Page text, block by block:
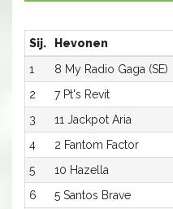
Sij. Hevonen
1
8 My Radio Gaga (SE)
2
7 Pt's Revit
3
11 Jackpot Aria
4
2 Fantom Factor
5
10 Hazella
6
5 Santos Brave